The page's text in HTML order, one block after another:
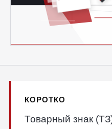
КОРОТКО
Товарный знак